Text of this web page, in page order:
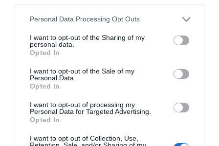
Please note that this website/app uses one or more Google
not limited to your visit or usage behaviour. You may click to
grant or deny consent to Google and its third-party tags to
use your data for below specified purposes in below Google
consent section.
Personal Data Processing Opt Outs
I want to opt-out of the Sharing of my
personal data.
Opted In
I want to opt-out of the Sale of my
Personal Data.
Opted In
I want to opt-out of processing my
Personal Data for Targeted Advertising.
Opted In
I want to opt-out of Collection, Use,
Εργονομικός Σχεδιασμός:Η κατανομή του
βάρους του είναι τέτοια που επιτρέπει
καρπού.
Αξιοπιστία Maestri:
εργασίας.
επιχείρησή σας;
το πιο μικρό γραφείο έως τη μεγαλύτερη μονάδα